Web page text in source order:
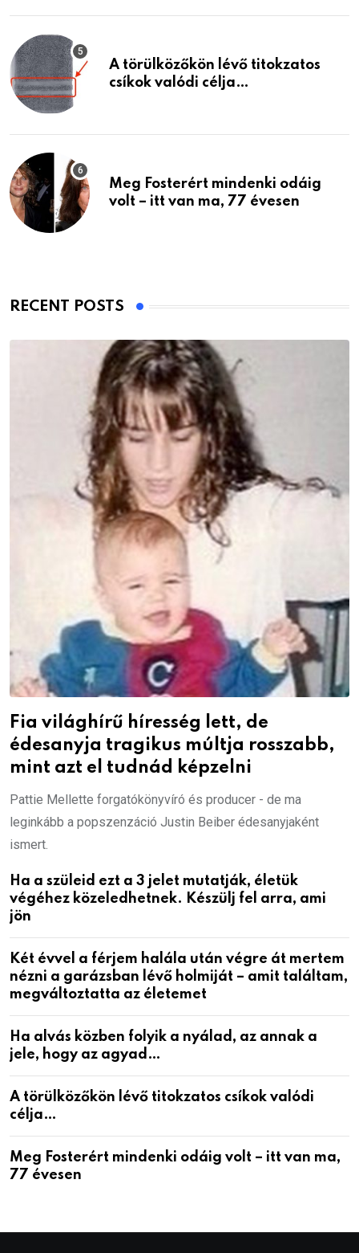
A törülközőkön lévő titokzatos
csíkok valódi célja…
Meg Fosterért mindenki odáig
volt – itt van ma, 77 évesen
RECENT POSTS
Fia világhírű híresség lett, de
édesanyja tragikus múltja rosszabb,
mint azt el tudnád képzelni
Pattie Mellette forgatókönyvíró és producer - de ma
leginkább a popszenzáció Justin Beiber édesanyjaként
ismert.
Ha a szüleid ezt a 3 jelet mutatják, életük
végéhez közeledhetnek. Készülj fel arra, ami
jön
Két évvel a férjem halála után végre át mertem
nézni a garázsban lévő holmiját – amit találtam,
megváltoztatta az életemet
Ha alvás közben folyik a nyálad, az annak a
jele, hogy az agyad…
A törülközőkön lévő titokzatos csíkok valódi
célja…
Meg Fosterért mindenki odáig volt – itt van ma,
77 évesen